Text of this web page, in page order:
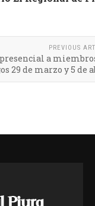
PREVIOUS
a
29 de marzo y 5 de